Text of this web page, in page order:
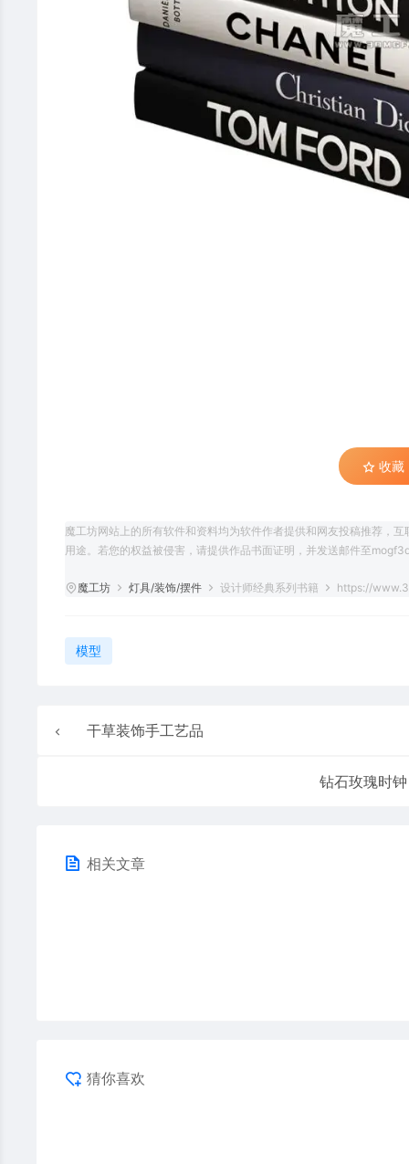
收藏
魔工坊网站上的所有软件和资料均为软件作者提供和网友投稿推荐，
用途。若您的权益被侵害，请提供作品书面证明，并发送邮件至
魔工坊 灯具/装饰/摆件 设计师经典系列书籍 https://
模型
干草装饰手工艺品
钻石玫瑰时钟
相关文章
猜你喜欢